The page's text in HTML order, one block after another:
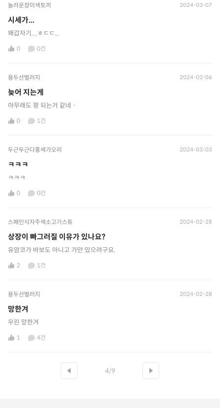
놀라운장미색토끼 2024-03-07
시세가...
왜갑자기....ㅎㄷㄷ...
0 0건
용두산벌러지 2024-03-06
늦어 지는게
아무래도 꽝 되는거 같네ㆍ
0 1건
두근두근다홍색가오리 2024-03-03
ㅋㅋㅋ
ㅋㅋㅋ
0 0건
스페인식자주색소고기스튜 2024-02-28
상장이 빠그러질 이유가 있나요?
유암코가 바보도 아니고 가만 있으려구요.
2 1건
용두산벌러지 2024-02-28
망한겨
우린 망한겨
1 4건
4/9